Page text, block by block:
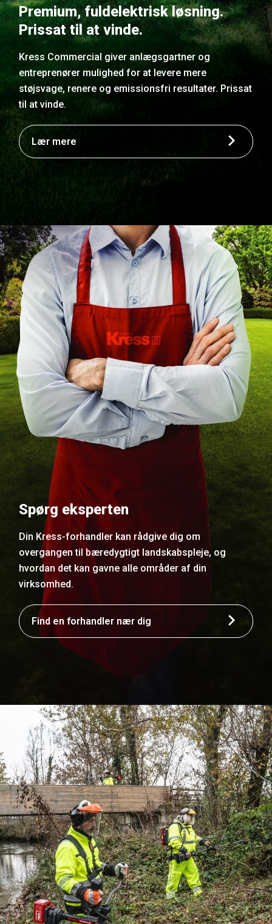
Premium, fuldelektrisk løsning.
Prissat til at vinde.
Kress Commercial giver anlægsgartner og
entreprenører mulighed for at levere mere
støjsvage, renere og emissionsfri resultater. Prissat
til at vinde.
Lær mere
Spørg eksperten
Din Kress-forhandler kan rådgive dig om
overgangen til bæredygtigt landskabspleje, og
hvordan det kan gavne alle områder af din
virksomhed.
Find en forhandler nær dig